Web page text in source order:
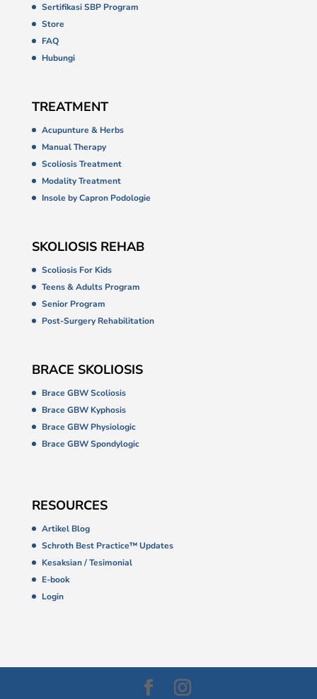
Sertifikasi SBP Program
Store
FAQ
Hubungi
TREATMENT
Acupunture & Herbs
Manual Therapy
Scoliosis Treatment
Modality Treatment
Insole by Capron Podologie
SKOLIOSIS REHAB
Scoliosis For Kids
Teens & Adults Program
Senior Program
Post-Surgery Rehabilitation
BRACE SKOLIOSIS
Brace GBW Scoliosis
Brace GBW Kyphosis
Brace GBW Physiologic
Brace GBW Spondylogic
RESOURCES
Artikel Blog
Schroth Best Practice™ Updates
Kesaksian / Tesimonial
E-book
Login